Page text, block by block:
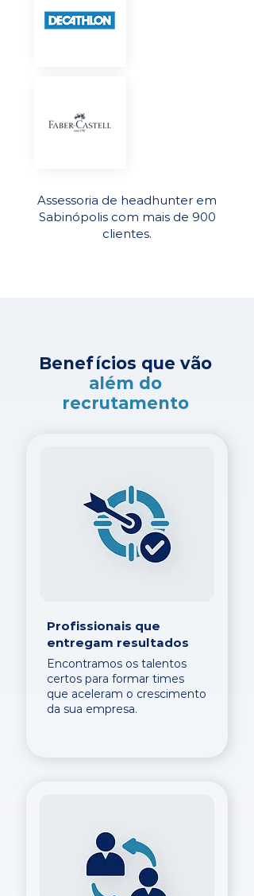
Assessoria de headhunter em
Sabinópolis com mais de 900
clientes.
Benefícios que vão
além do
recrutamento
Profissionais que
entregam resultados
Encontramos os talentos
certos para formar times
que aceleram o crescimento
da sua empresa.